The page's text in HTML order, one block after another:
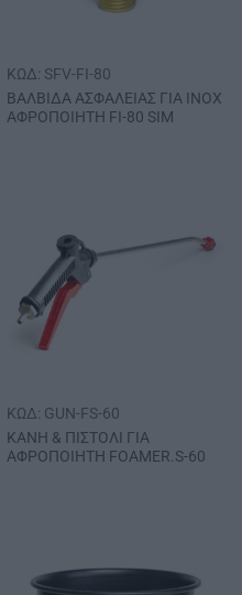
ΚΩΔ: SFV-FI-80
ΒΑΛΒΙΔΑ ΑΣΦΑΛΕΙΑΣ ΓΙΑ INOX
ΑΦΡΟΠΟΙΗΤΗ FΙ-80 SΙΜ
ΚΩΔ: GUN-FS-60
ΚΑΝΗ & ΠΙΣΤΟΛΙ ΓΙΑ
ΑΦΡΟΠΟΙΗΤΗ FOAMER.S-60